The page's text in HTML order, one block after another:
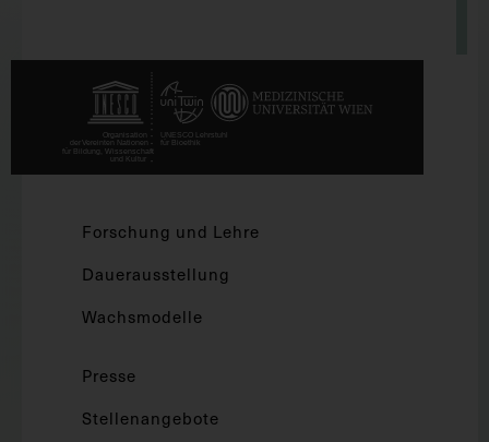
Forschung und Lehre
Dauerausstellung
Wachsmodelle
Presse
Stellenangebote